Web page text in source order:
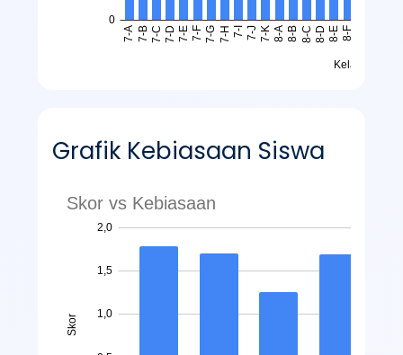
Grafik Kebiasaan Siswa